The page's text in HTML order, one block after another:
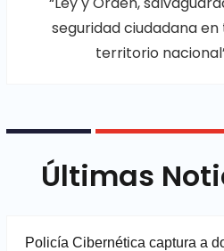
seguridad ciudadana
territorio
Últimas
Policía Cibernética captura a